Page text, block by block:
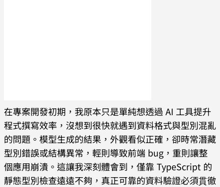
在專案開發初期，我原本只是單純想透過 AI 工具提升
程式撰寫效率，沒想到很快就遇到資料格式與型別混亂
的問題。模型生成的結果，外觀看似正確，卻時常潛藏
型別錯誤或結構異常，輕則導致前端 bug，重則讓整
個應用崩潰。這讓我深刻體會到，僅靠 TypeScript 的
靜態型別檢查遠遠不夠，真正可靠的資料驗證必須貫徹